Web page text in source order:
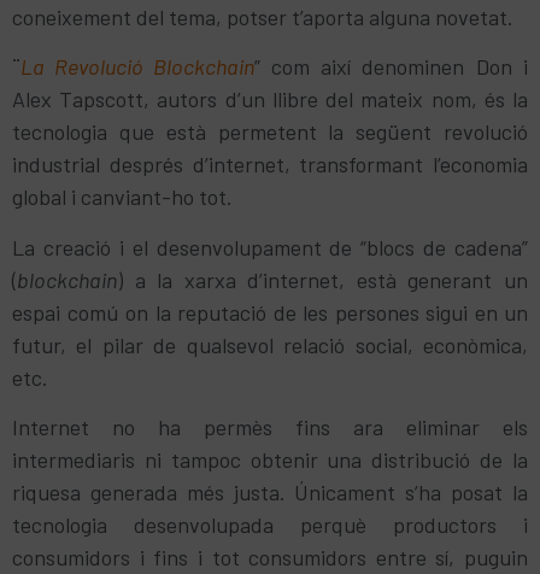
coneixement del tema, potser t’aporta alguna novetat.
¨La Revolució Blockchain” com així denominen Don i
Alex Tapscott, autors d’un llibre del mateix nom, és la
tecnologia que està permetent la següent revolució
industrial després d’internet, transformant l’economia
global i canviant-ho tot.
La creació i el desenvolupament de “blocs de cadena”
(blockchain) a la xarxa d’internet, està generant un
espai comú on la reputació de les persones sigui en un
futur, el pilar de qualsevol relació social, econòmica,
etc.
Internet no ha permès fins ara eliminar els
intermediaris ni tampoc obtenir una distribució de la
riquesa generada més justa. Únicament s’ha posat la
tecnologia desenvolupada perquè productors i
consumidors i fins i tot consumidors entre sí, puguin